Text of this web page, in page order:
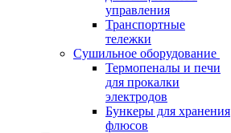
управления
Транспортные
тележки
Сушильное оборудование
Термопеналы и печи
для прокалки
электродов
Бункеры для хранения
флюсов